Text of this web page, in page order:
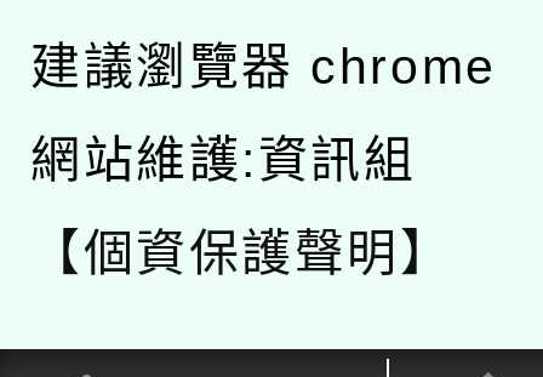
建議瀏覽器 chrome
網站維護:資訊組
【個資保護聲明】